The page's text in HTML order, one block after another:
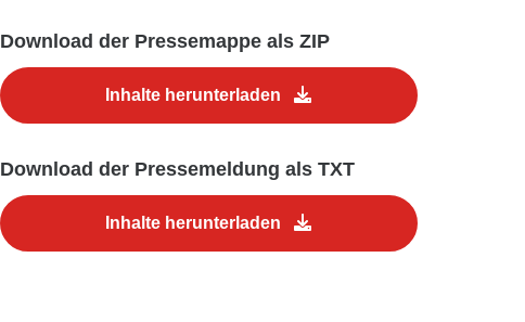
Download der Pressemappe als ZIP
Inhalte herunterladen
Download der Pressemeldung als TXT
Inhalte herunterladen